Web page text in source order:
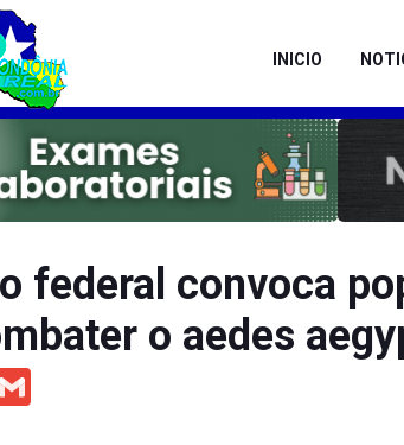
INICIO
federal convoca
o aedes